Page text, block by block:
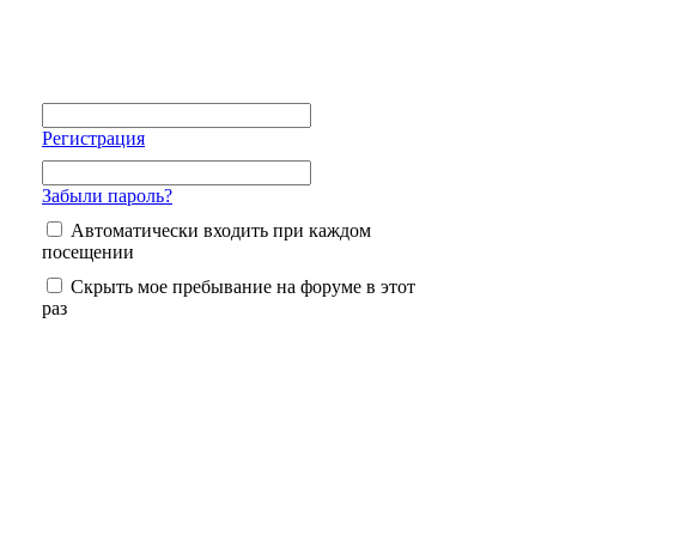
Регистрация
Забыли пароль?
Автоматически входить при каждом
посещении
Скрыть мое пребывание на форуме в этот
раз